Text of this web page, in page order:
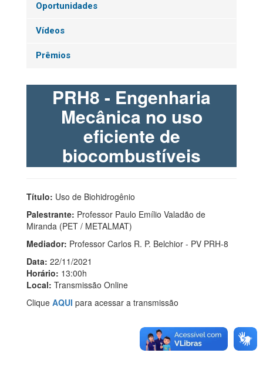
Oportunidades
Vídeos
Prêmios
PRH8 - Engenharia
Mecânica no uso
eficiente de
biocombustíveis
Título: Uso de Biohidrogênio
Palestrante: Professor Paulo Emílio Valadão de
Miranda (PET / METALMAT)
Mediador: Professor Carlos R. P. Belchior - PV PRH-8
Data: 22/11/2021
Horário: 13:00h
Local: Transmissão Online
Clique AQUI para acessar a transmissão